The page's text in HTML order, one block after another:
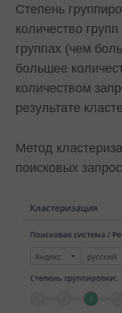
Степень
количество
группах (чем
большее
количеством
результате
Метод
поисковых